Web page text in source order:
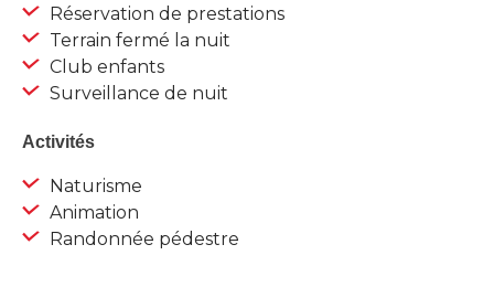
Réservation de prestations
Terrain fermé la nuit
Club enfants
Surveillance de nuit
Activités
Naturisme
Animation
Randonnée pédestre